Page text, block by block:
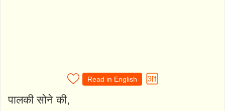
Read in English
पालकी सोने की,